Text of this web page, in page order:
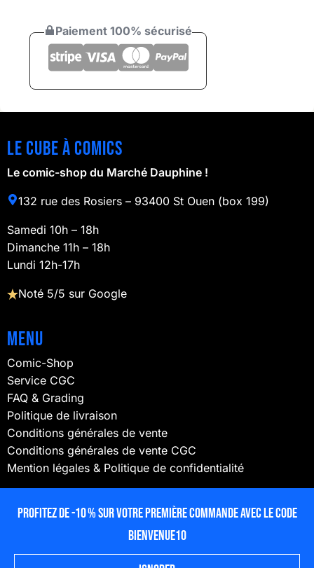
Profitez de -10 % sur votre première commande avec le code
BIENVENUE10
Paiement 100% sécurisé
Le cube à comics
Le comic-shop du Marché Dauphine !
132 rue des Rosiers – 93400 St Ouen (box 199)
Samedi 10h – 18h
Dimanche 11h – 18h
Lundi 12h-17h
Noté 5/5 sur Google
Menu
Comic-Shop
Service CGC
FAQ & Grading
Politique de livraison
Conditions générales de vente
Conditions générales de vente CGC
Mention légales & Politique de confidentialité
NOUS SUIVRE